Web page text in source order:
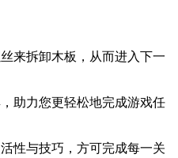
来拆卸木板，从而进入下一
助力您更轻松地完成游戏任
性与技巧，方可完成每一关